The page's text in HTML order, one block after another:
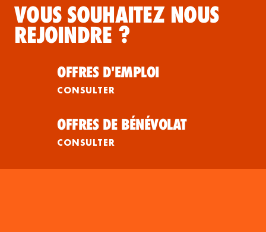
VOUS SOUHAITEZ NOUS
REJOINDRE ?
OFFRES D'EMPLOI
CONSULTER
OFFRES DE BÉNÉVOLAT
CONSULTER